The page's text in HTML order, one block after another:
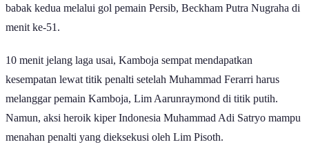
babak kedua melalui gol pemain Persib, Beckham Putra Nugraha di
menit ke-51.
10 menit jelang laga usai, Kamboja sempat mendapatkan
kesempatan lewat titik penalti setelah Muhammad Ferarri harus
melanggar pemain Kamboja, Lim Aarunraymond di titik putih.
Namun, aksi heroik kiper Indonesia Muhammad Adi Satryo mampu
menahan penalti yang dieksekusi oleh Lim Pisoth.